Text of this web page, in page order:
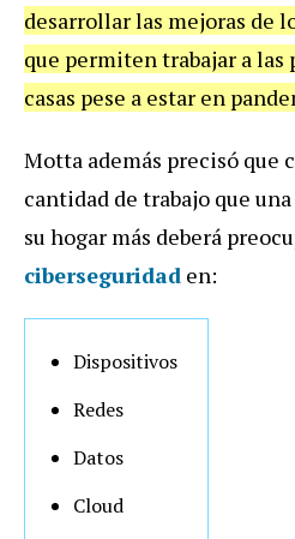
desarrollar las mejoras de
que permiten trabajar a las
casas pese a estar en
Motta además precisó que
cantidad de trabajo que
su hogar más deberá
ciberseguridad en:
Dispositivos
Redes
Datos
Cloud